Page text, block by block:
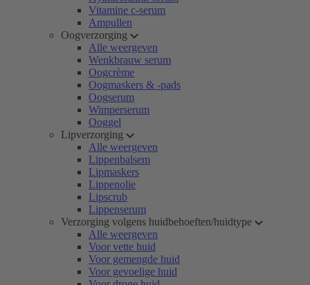
Vitamine c-serum
Ampullen
Oogverzorging
Alle weergeven
Wenkbrauw serum
Oogcrème
Oogmaskers & -pads
Oogserum
Wimperserum
Ooggel
Lipverzorging
Alle weergeven
Lippenbalsem
Lipmaskers
Lippenolie
Lipscrub
Lippenserum
Verzorging volgens huidbehoeften/huidtype
Alle weergeven
Voor vette huid
Voor gemengde huid
Voor gevoelige huid